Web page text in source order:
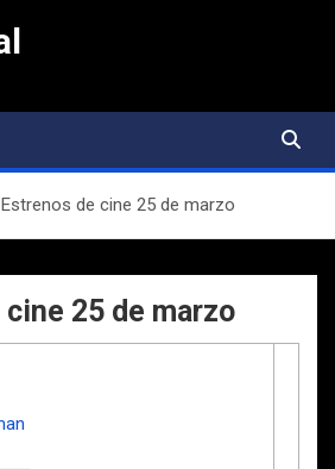
Estrenos de cine 25 de marzo
25 de marzo